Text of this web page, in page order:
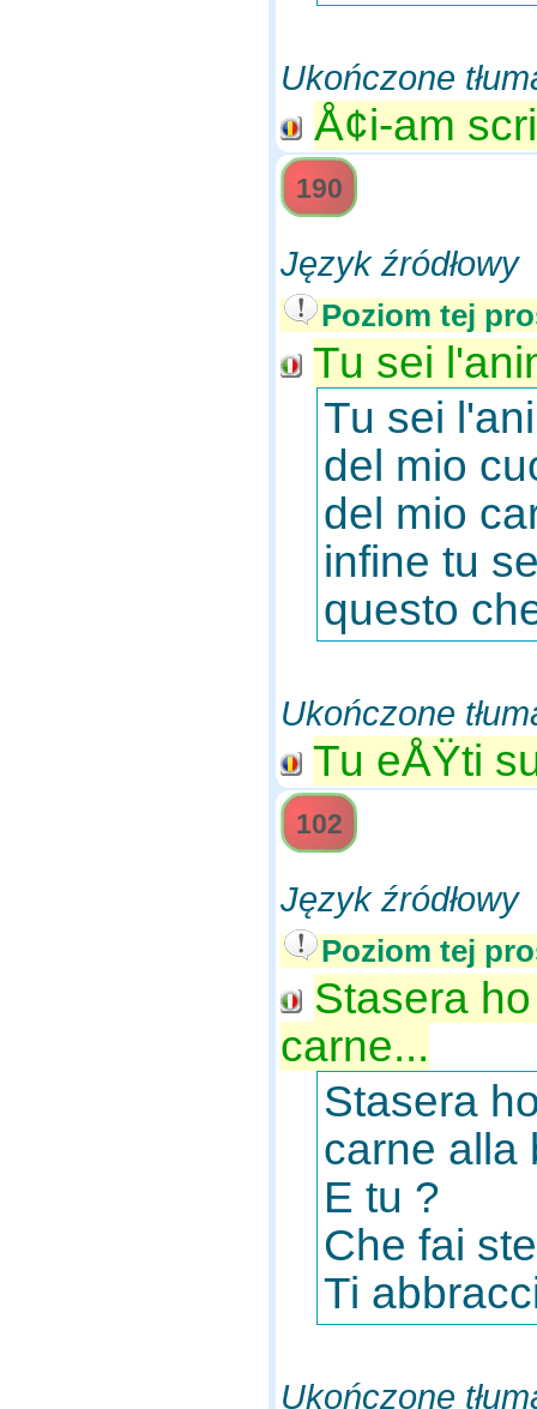
Ukończone
Å¢i-am
190
Język źródłowy
Poziom tej
Tu sei
Tu sei
del mio
del mio
infine tu
questo
Ukończone
Tu eÅŸti
102
Język źródłowy
Poziom tej
Stasera
carne...
Stasera
carne alla
E tu ?
Che fai
Ti
Ukończone